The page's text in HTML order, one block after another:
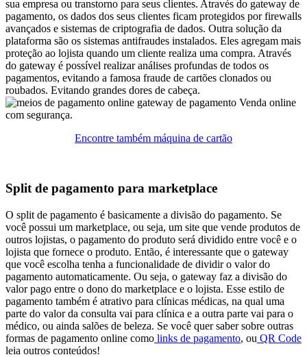
sua empresa ou transtorno para seus clientes. Através do gateway de
pagamento, os dados dos seus clientes ficam protegidos por firewalls
avançados e sistemas de criptografia de dados. Outra solução da
plataforma são os sistemas antifraudes instalados. Eles agregam mais
proteção ao lojista quando um cliente realiza uma compra. Através
do gateway é possível realizar análises profundas de todos os
pagamentos, evitando a famosa fraude de cartões clonados ou
roubados. Evitando grandes dores de cabeça.
Venda online
com segurança.
Encontre também máquina de cartão
Split de pagamento para marketplace
O split de pagamento é basicamente a divisão do pagamento. Se
você possui um marketplace, ou seja, um site que vende produtos de
outros lojistas, o pagamento do produto será dividido entre você e o
lojista que fornece o produto. Então, é interessante que o gateway
que você escolha tenha a funcionalidade de dividir o valor do
pagamento automaticamente. Ou seja, o gateway faz a divisão do
valor pago entre o dono do marketplace e o lojista. Esse estilo de
pagamento também é atrativo para clínicas médicas, na qual uma
parte do valor da consulta vai para clínica e a outra parte vai para o
médico, ou ainda salões de beleza. Se você quer saber sobre outras
formas de pagamento online como links de pagamento, ou QR Code
leia outros conteúdos!